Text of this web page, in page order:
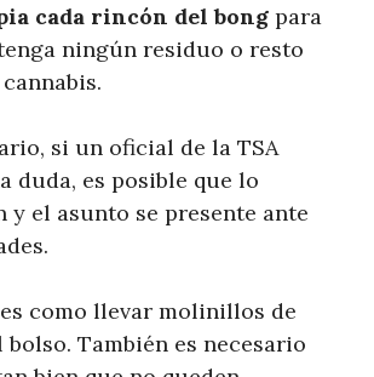
cada rincón del bong para
ningún residuo o resto
si un oficial de la TSA
duda, es posible que lo
y el asunto se presente ante
como llevar molinillos de
bolso. También es necesario